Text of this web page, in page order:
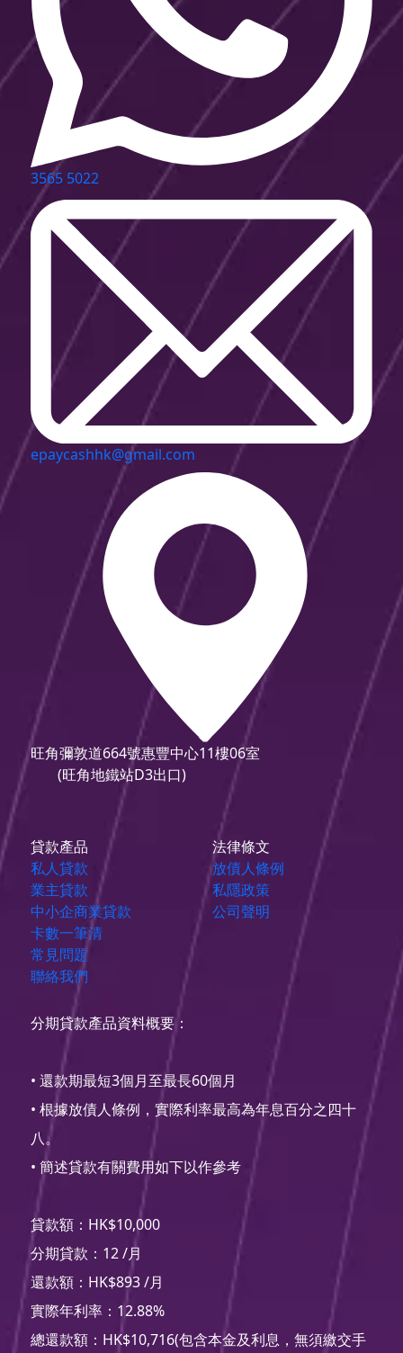
3565 5022
epaycashhk@gmail.com
旺角彌敦道664號惠豐中心11樓06室
(旺角地鐵站D3出口)
貸款產品
私人貸款
業主貸款
中小企商業貸款
卡數一筆清
常見問題
聯絡我們
法律條文
放債人條例
私隱政策
公司聲明
分期貸款產品資料概要：
• 還款期最短3個月至最長60個月
• 根據放債人條例，實際利率最高為年息百分之四十
八。
• 簡述貸款有關費用如下以作參考
貸款額：HK$10,000
分期貸款：12 /月
還款額：HK$893 /月
實際年利率：12.88%
總還款額：HK$10,716(包含本金及利息，無須繳交手